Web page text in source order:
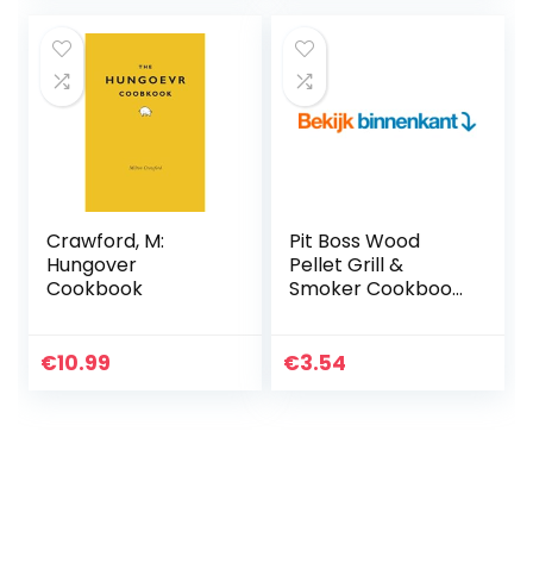
Crawford, M:
Hungover
Cookbook
€10.99
Pit Boss Wood
Pellet Grill &
Smoker Cookbook:
Recipes to
€3.54